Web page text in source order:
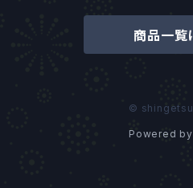
商品一覧
©
Powered by